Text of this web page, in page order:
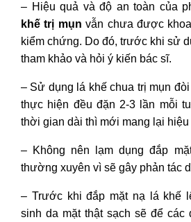
– Hiệu quả và độ an toàn của
khế trị mụn vẫn chưa được
kiểm chứng. Do đó, trước khi sử
tham khảo và hỏi ý kiến bác sĩ.
– Sử dụng lá khế chua trị mụn
thực hiện đều đặn 2-3 lần mỗi
thời gian dài thì mới mang lại hiệu
– Không nên lạm dụng đắp
thường xuyên vì sẽ gây phản tác
– Trước khi đắp mặt nạ lá khế
sinh da mặt thật sạch sẽ để các